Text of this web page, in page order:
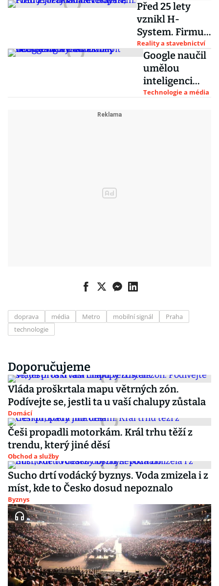
Před 25 lety
vznikl H-
System. Firmu
roztrhali
developeři,
tvrdí její
zakladatel
Smetka
Reality a stavebnictví
Google naučil
umělou
inteligenci
vyšetřit zrak.
Technologie a média
doprava média Metro mobilní signál
Praha
technologie
Doporučujeme
Vláda proškrtala mapu větrných zón.
Podívejte se, jestli ta u vaší chalupy zůstala
Domácí
Češi propadli motorkám. Král trhu těží z
trendu, který jiné děsí
Obchod a služby
Sucho drtí vodácký byznys. Voda zmizela i z
míst, kde to Česko dosud nepoznalo
Byznys